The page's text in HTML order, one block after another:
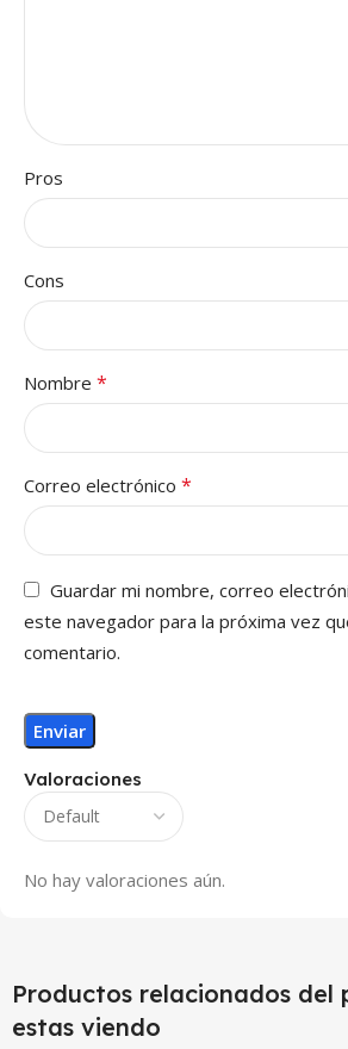
Valoraciones
No hay valoraciones aún.
Pros
Cons
Nombre *
Correo electrónico *
Guardar mi nombre, correo
este navegador para la próxima vez
comentario.
Productos relacionados del
estas viendo